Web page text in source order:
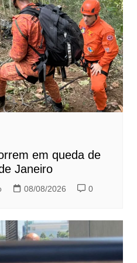
em queda de
Janeiro
08/08/2026 0